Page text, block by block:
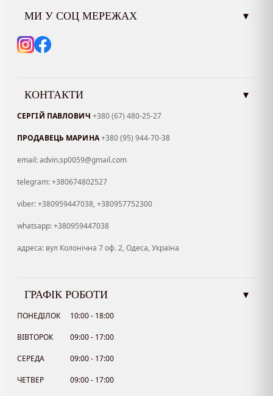
МИ У СОЦ МЕРЕЖАХ ▾
КОНТАКТИ ▾
СЕРГІЙ ПАВЛОВИЧ +380 (67) 480-25-27
ПРОДАВЕЦЬ МАРИНА+380 (95) 944-70-38
email: advin.sp0059@gmail.com
telegram: +380674802527
viber: +380959447038, +380957752300
whatsapp: +380959447038
адреса: вул Колонічна 7 оф. 2, Одеса, Україна
ГРАФІК РОБОТИ ▾
ПОНЕДІЛОК 10:00 - 18:00
ВІВТОРОК 09:00 - 17:00
СЕРЕДА 09:00 - 17:00
ЧЕТВЕР 09:00 - 17:00